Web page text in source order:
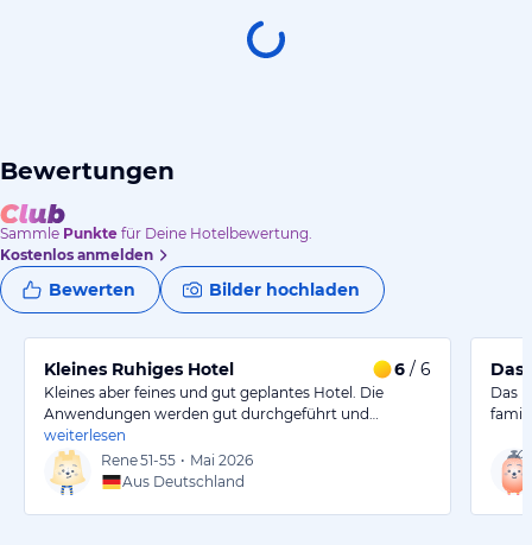
Bewertungen
Sammle Punkte für Deine Hotelbewertung.
Kostenlos anmelden
Bewerten Bilder hochladen
Kleines Ruhiges Hotel 6 / 6
Kleines aber feines und gut geplantes Hotel. Die
Anwendungen werden gut durchgeführt und…
weiterlesen
Rene51-55 • Mai 2026
Aus Deutschland
Das
Das